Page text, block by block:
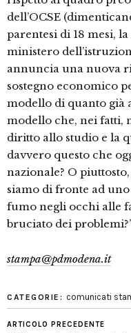
dell’OCSE
parentesi di 18 mesi,
ministero
annuncia una nuova
sostegno economico
modello di quanto già
modello che, nei fatti,
diritto allo studio e la
davvero questo che
nazionale? O
siamo di fronte ad
fumo negli occhi alle
bruciato dei
stampa@pdmodena.it
CATEGORIE: comunicati
ARTICOLO PRECEDENTE